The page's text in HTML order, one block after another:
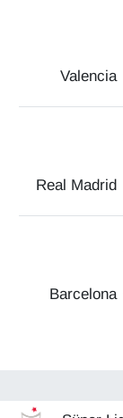
Valencia
Real Madrid
Barcelona
SİYASET
VAN'DA